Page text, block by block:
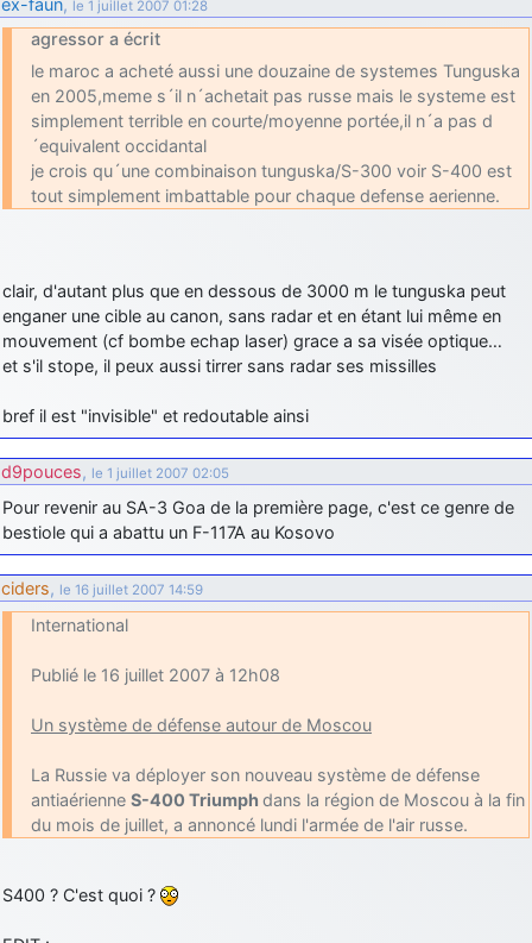
le 1 juillet 2007 01:28
agressor a écrit
le maroc a acheté aussi une douzaine de systemes Tunguska
en 2005,meme s´il n´achetait pas russe mais le systeme est
simplement terrible en courte/moyenne portée,il n´a pas d
´equivalent occidantal
je crois qu´une combinaison tunguska/S-300 voir S-400 est
tout simplement imbattable pour chaque defense aerienne.
clair, d'autant plus que en dessous de 3000 m le tunguska peut
enganer une cible au canon, sans radar et en étant lui même en
mouvement (cf bombe echap laser) grace a sa visée optique…
et s'il stope, il peux aussi tirrer sans radar ses missilles
bref il est "invisible" et redoutable ainsi
d9pouces, le 1 juillet 2007 02:05
Pour revenir au SA-3 Goa de la première page, c'est ce genre de
bestiole qui a abattu un F-117A au Kosovo
ciders, le 16 juillet 2007 14:59
International
Publié le 16 juillet 2007 à 12h08
Un système de défense autour de Moscou
La Russie va déployer son nouveau système de défense
antiaérienne S-400 Triumph dans la région de Moscou à la fin
du mois de juillet, a annoncé lundi l'armée de l'air russe.
S400 ? C'est quoi ?